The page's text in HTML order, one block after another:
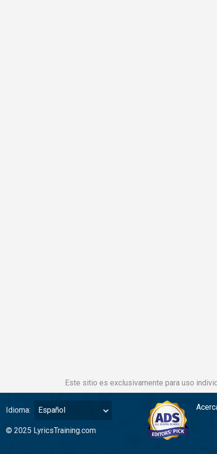
Este sitio es exclusivamente para uso
Idioma: Español
© 2025 LyricsTraining.com